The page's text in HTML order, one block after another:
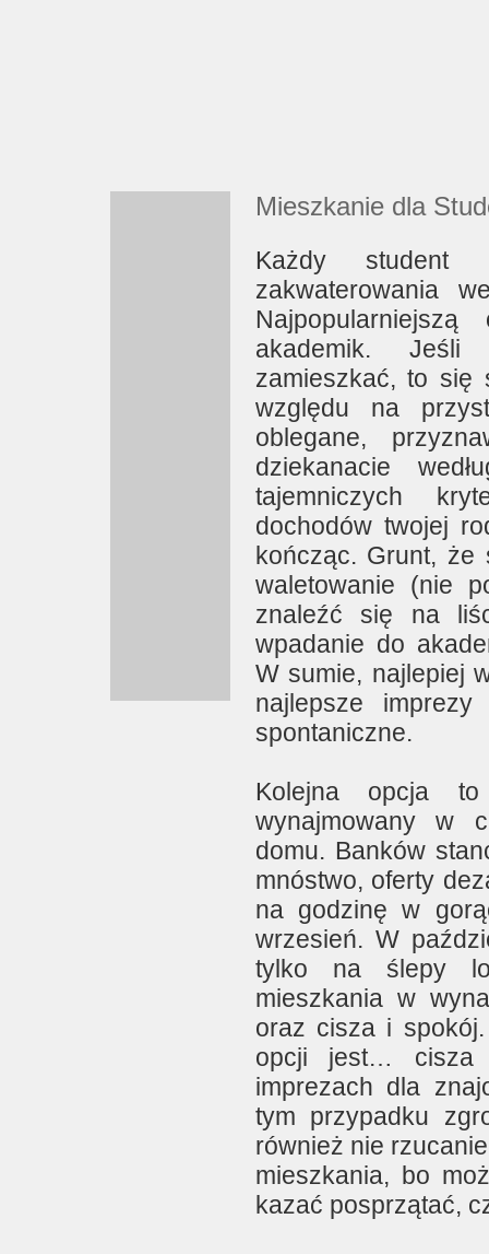
Mieszkanie dla
Każdy student
zakwaterowania
akademik.
zamieszkać, to się
względu na
oblegane,
dziekanacie
tajemniczych
dochodów twojej
kończąc. Grunt, że
waletowanie (nie
znaleźć się na
wpadanie do
W sumie, najlepiej
najlepsze
spontaniczne.
Kolejna opcja
wynajmowany w
domu. Banków
mnóstwo, oferty
na godzinę w
wrzesień. W
tylko na ślepy
mieszkania w
oraz cisza i
opcji jest… cisza
imprezach dla
tym przypadku
również nie
mieszkania, bo
kazać posprzątać,